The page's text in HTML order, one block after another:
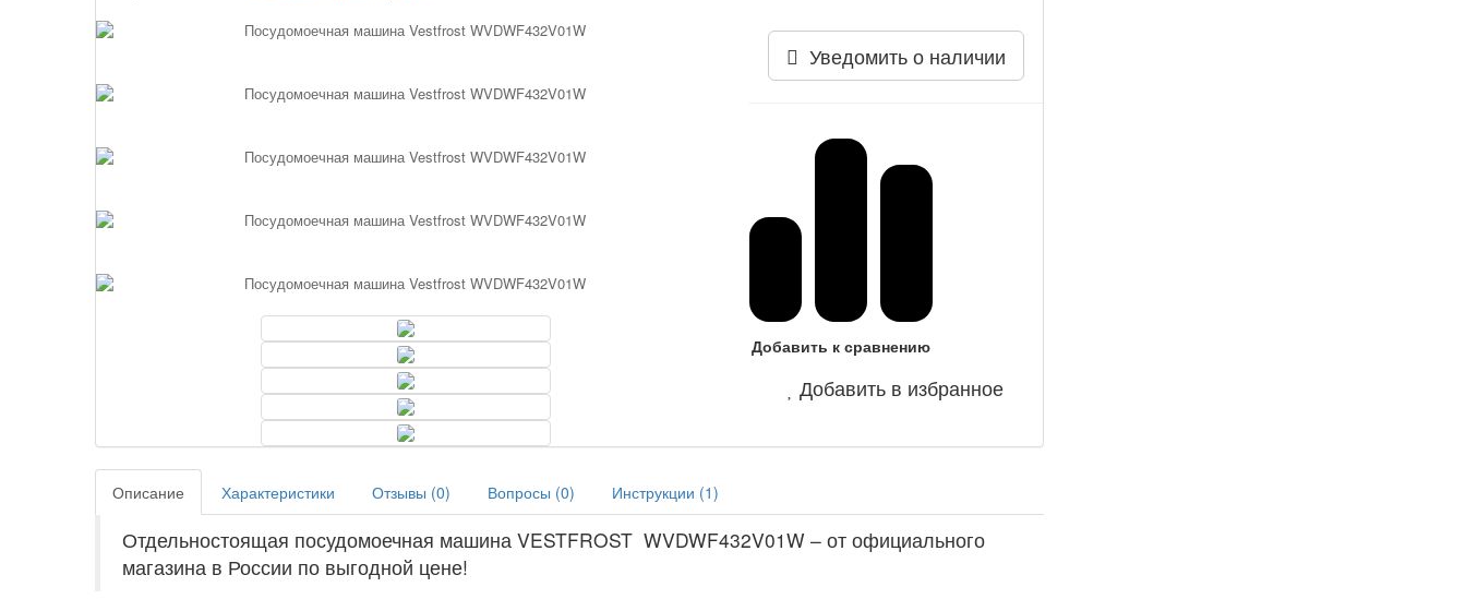
Уведомить о наличии
Добавить к сравнению
Добавить в избранное
Описание Характеристики Отзывы (0) Вопросы (0) Инструкции (1)
Отдельностоящая посудомоечная машина VESTFROST WVDWF432V01W – от официального
магазина в России по выгодной цене!